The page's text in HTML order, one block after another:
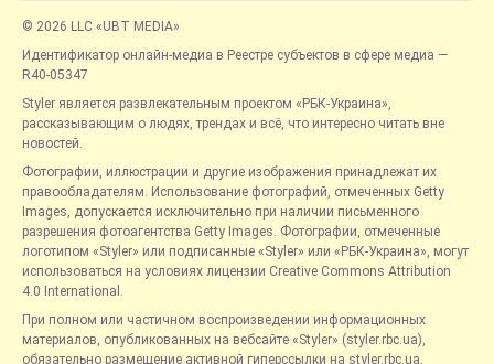
© 2026 LLC «UBT MEDIA»
Идентификатор онлайн-медиа в Реестре субъектов в сфере медиа —
R40-05347
Styler является развлекательным проектом «РБК-Украина»,
рассказывающим о людях, трендах и всё, что интересно читать вне
новостей.
Фотографии, иллюстрации и другие изображения принадлежат их
правообладателям. Использование фотографий, отмеченных Getty
Images, допускается исключительно при наличии письменного
разрешения фотоагентства Getty Images. Фотографии, отмеченные
логотипом «Styler» или подписанные «Styler» или «РБК-Украина», могут
использоваться на условиях лицензии Creative Commons Attribution
4.0 International.
При полном или частичном воспроизведении информационных
материалов, опубликованных на вебсайте «Styler» (styler.rbc.ua),
обязательно размещение активной гиперссылки на styler.rbc.ua,